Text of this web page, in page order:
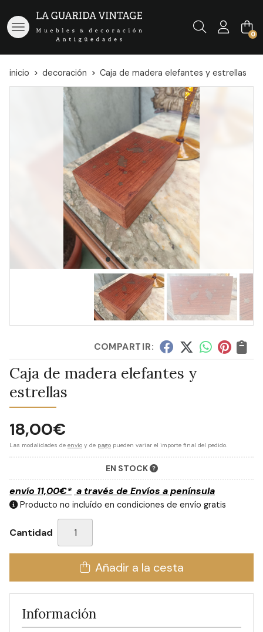
Buscar 0
inicio decoración Caja de madera elefantes y estrellas
COMPARTIR:
Caja de madera elefantes y
estrellas
18,00€
Las modalidades de envío y de pago pueden variar el importe final del pedido.
EN STOCK
envío 11,00€* a través de Envíos a península
Producto no incluído en condiciones de envío gratis
Cantidad
Añadir a la cesta
Información